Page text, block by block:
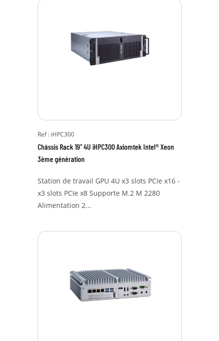
Ref : iHPC300
Châssis Rack 19" 4U iHPC300 Axiomtek Intel® Xeon
3ème génération
Station de travail GPU 4U x3 slots PCIe x16 -
x3 slots PCIe x8 Supporte M.2 M 2280
Alimentation 2...